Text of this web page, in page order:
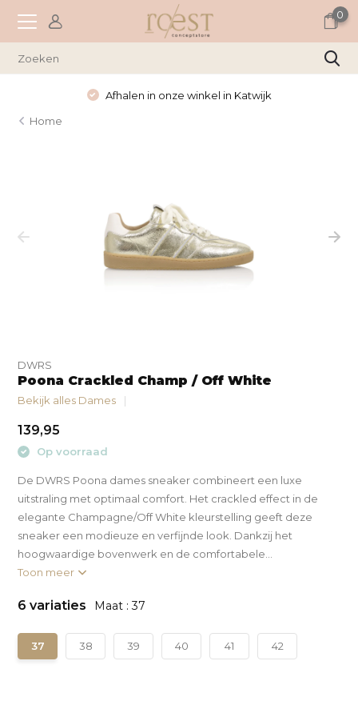
0
Afhalen in onze winkel in Katwijk
Home
DWRS
Poona Crackled Champ / Off White
Bekijk alles Dames
139,95
Op voorraad
De DWRS Poona dames sneaker combineert een luxe
uitstraling met optimaal comfort. Het crackled effect in de
elegante Champagne/Off White kleurstelling geeft deze
sneaker een modieuze en verfijnde look. Dankzij het
hoogwaardige bovenwerk en de comfortabele...
Toon meer
6 variaties Maat : 37
37 38 39 40 41 42